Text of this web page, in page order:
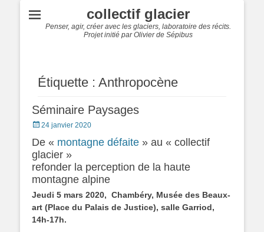
collectif glacier
Penser, agir, créer avec les glaciers, laboratoire des récits.
Projet initié par Olivier de Sépibus
Étiquette : Anthropocène
Séminaire Paysages
Posted
24 janvier 2020
De « montagne défaite » au « collectif
glacier »
refonder la perception de la haute
montagne alpine
Jeudi 5 mars 2020, Chambéry, Musée des Beaux-
art (Place du Palais de Justice), salle Garriod,
14h-17h.